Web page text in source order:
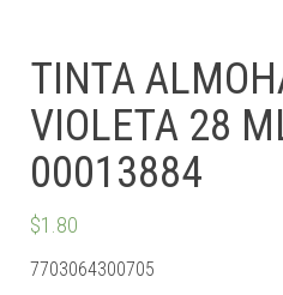
TINTA
VIOLETA 28
00013884
$1.80
7703064300705